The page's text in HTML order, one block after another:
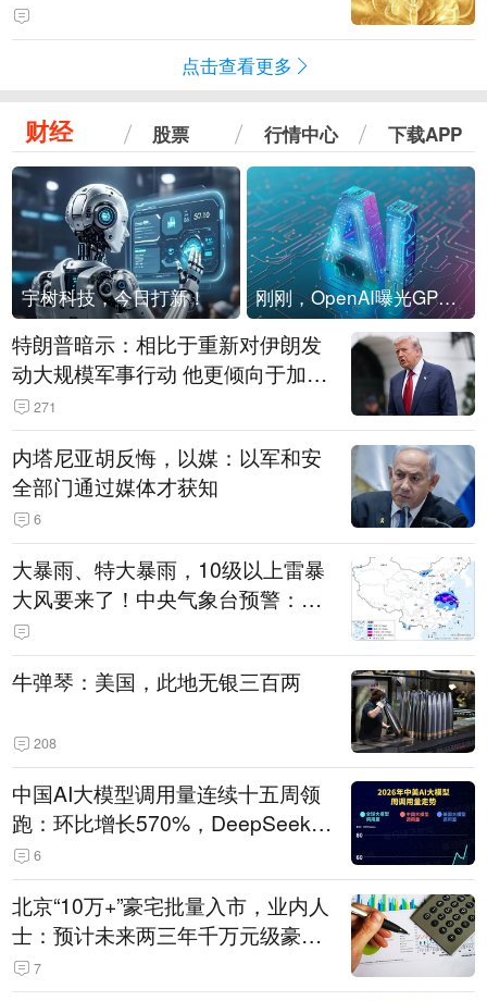
点击查看更多
财经 股票 行情中心 下载APP
宇树科技，今日打新！ 刚刚，OpenAI曝光GPT-6！传10万亿参数，8月强行发布
特朗普暗示：相比于重新对伊朗发
动大规模军事行动 他更倾向于加大
经济施压
271
内塔尼亚胡反悔，以媒：以军和安
全部门通过媒体才获知
6
大暴雨、特大暴雨，10级以上雷暴
大风要来了！中央气象台预警：今
天到明天，浙江、安徽有特大暴雨
牛弹琴：美国，此地无银三百两
208
中国AI大模型调用量连续十五周领
跑：环比增长570%，DeepSeek-V
4-Flash正式版登顶！MiniMax M
3、阶跃星辰Step 3.7 Flash跌出榜
单
6
北京“10万+”豪宅批量入市，业内人
士：预计未来两三年千万元级豪宅
潜在供应达万套！谁在买单？
7